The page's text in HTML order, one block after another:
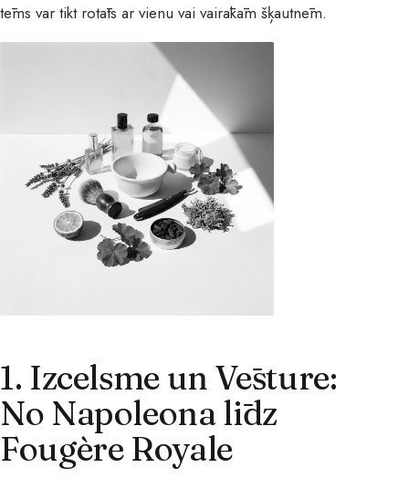
tēms var tikt rotāts ar vienu vai vairākām šķautnēm.
1. Izcelsme un Vēsture:
No Napoleona līdz
Fougère Royale